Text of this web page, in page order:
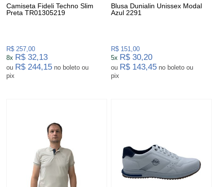
Camiseta Fideli Techno Slim
Preta TR01305219
R$ 257,00
8x R$ 32,13
ou R$ 244,15 no boleto ou
pix
Blusa Dunialin Unissex Modal
Azul 2291
R$ 151,00
5x R$ 30,20
ou R$ 143,45 no boleto ou
pix